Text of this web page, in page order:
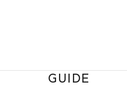
GUIDE